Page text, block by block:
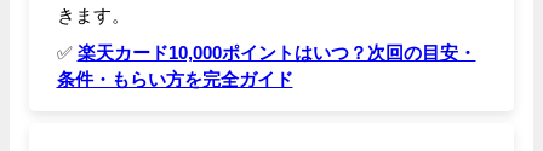
きます。
✅ 楽天カード10,000ポイントはいつ？次回の目安・
条件・もらい方を完全ガイド